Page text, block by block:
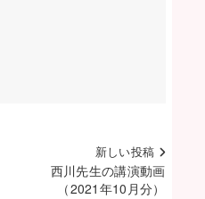
新しい投稿
西川先生の講演動画
（2021年10月分）